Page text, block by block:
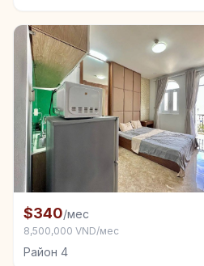
Комната в аренду в Район 4
$340/мес
8,500,000 VND/мес
Район 4